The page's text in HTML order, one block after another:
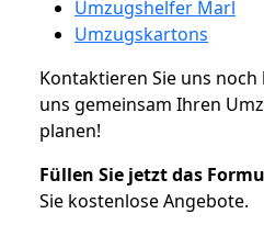
Umzugshelfer Marl
Umzugskartons
Kontaktieren Sie uns noch
uns gemeinsam Ihren
planen!
Füllen Sie jetzt das
Sie kostenlose Angebote.